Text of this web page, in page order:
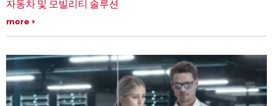
자동차 및 모빌리티 솔루션
자동차 및 모빌리티 산업의 혁신을 지원하는 솔루션
more